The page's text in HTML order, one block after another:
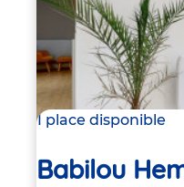
1 place disponible
Babilou